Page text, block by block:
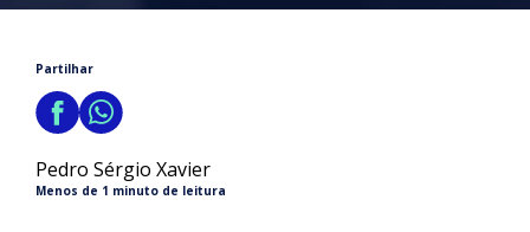
Partilhar
Pedro Sérgio Xavier
Menos de 1 minuto de leitura